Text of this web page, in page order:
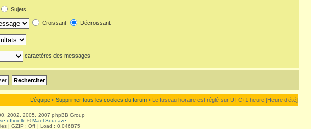
Sujets
Croissant Décroissant
caractères des messages
L’équipe • Supprimer tous les cookies du forum • Le fuseau horaire est réglé sur UTC+1 heure [Heure d’été]
2002, 2005, 2007 phpBB Group
officielle ©Maël Soucaze
| GZIP : Off | Load : 0.046875